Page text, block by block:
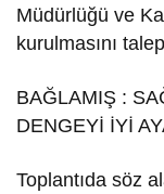
Müdürlüğü ve
kurulmasını
BAĞLAMIŞ :
DENGEYİ İYİ
Toplantıda söz